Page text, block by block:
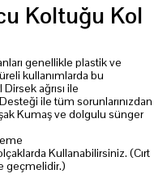
Koltuğu Kol
genellikle plastik ve
kullanımlarda bu
ağrısı ile
ile tüm sorunlarınızdan
Kumaş ve dolgulu sünger
Kullanabilirsiniz. (Cırt
geçmelidir.)